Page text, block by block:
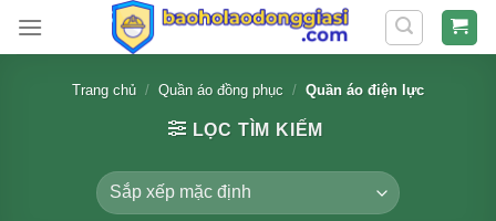
Trang chủ / Quần áo đồng phục / Quần áo điện lực
LỌC TÌM KIẾM